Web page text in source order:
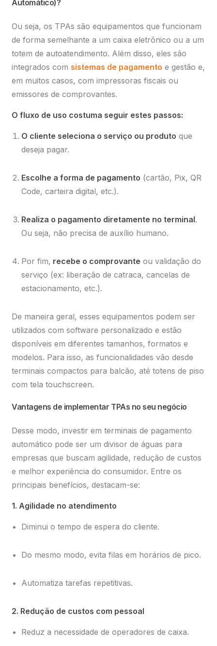
Automático)?
Ou seja, os TPAs são equipamentos que funcionam
de forma semelhante a um caixa eletrônico ou a um
totem de autoatendimento. Além disso, eles são
integrados com sistemas de pagamento e gestão e,
em muitos casos, com impressoras fiscais ou
emissores de comprovantes.
O fluxo de uso costuma seguir estes passos:
O cliente seleciona o serviço ou produto que
deseja pagar.
Escolhe a forma de pagamento (cartão, Pix, QR
Code, carteira digital, etc.).
Realiza o pagamento diretamente no terminal.
Ou seja, não precisa de auxílio humano.
Por fim, recebe o comprovante ou validação do
serviço (ex: liberação de catraca, cancelas de
estacionamento, etc.).
De maneira geral, esses equipamentos podem ser
utilizados com software personalizado e estão
disponíveis em diferentes tamanhos, formatos e
modelos. Para isso, as funcionalidades vão desde
terminais compactos para balcão, até totens de piso
com tela touchscreen.
Vantagens de implementar TPAs no seu negócio
Desse modo, investir em terminais de pagamento
automático pode ser um divisor de águas para
empresas que buscam agilidade, redução de custos
e melhor experiência do consumidor. Entre os
principais benefícios, destacam-se:
1. Agilidade no atendimento
Diminui o tempo de espera do cliente.
Do mesmo modo, evita filas em horários de pico.
Automatiza tarefas repetitivas.
2. Redução de custos com pessoal
Reduz a necessidade de operadores de caixa.